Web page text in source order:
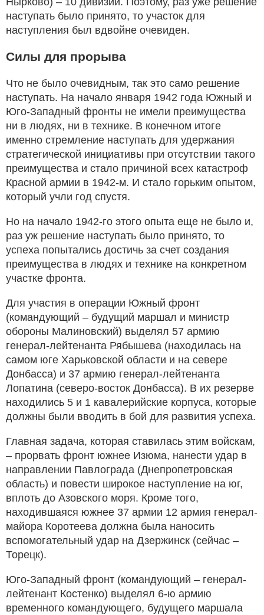
наступать было принято, то участок для
наступления был вдвойне очевиден.
Силы для прорыва
Что не было очевидным, так это само решение
наступать. На начало января 1942 года Южный и
Юго-Западный фронты не имели преимущества
ни в людях, ни в технике. В конечном итоге
именно стремление наступать для удержания
стратегической инициативы при отсутствии такого
преимущества и стало причиной всех катастроф
Красной армии в 1942-м. И стало горьким опытом,
который учли год спустя.
Но на начало 1942-го этого опыта еще не было и,
раз уж решение наступать было принято, то
успеха попытались достичь за счет создания
преимущества в людях и технике на конкретном
участке фронта.
Для участия в операции Южный фронт
(командующий – будущий маршал и министр
обороны Малиновский) выделял 57 армию
генерал-лейтенанта Рябышева (находилась на
самом юге Харьковской области и на севере
Донбасса) и 37 армию генерал-лейтенанта
Лопатина (северо-восток Донбасса). В их резерве
находились 5 и 1 кавалерийские корпуса, которые
должны были вводить в бой для развития успеха.
Главная задача, которая ставилась этим войскам,
– прорвать фронт южнее Изюма, нанести удар в
направлении Павлограда (Днепропетровская
область) и повести широкое наступление на юг,
вплоть до Азовского моря. Кроме того,
находившаяся южнее 37 армии 12 армия генерал-
майора Коротеева должна была наносить
вспомогательный удар на Дзержинск (сейчас –
Торецк).
Юго-Западный фронт (командующий – генерал-
лейтенант Костенко) выделял 6-ю армию
временного командующего, будущего маршала